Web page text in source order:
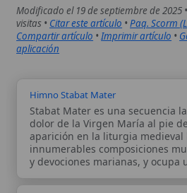
Mater Populi fidelis
Mater Populi fidelis designa, en el
continuidad con la fe cristiana en
Mediador y Redentor. La expresión...
Autor:Comité
Artículo supervisado por
editorial de Wikitólica.